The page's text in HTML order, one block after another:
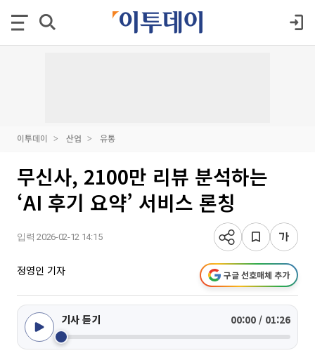
이투데이 산업 유통
무신사, 2100만 리뷰 분석하는
‘AI 후기 요약’ 서비스 론칭
입력 2026-02-12 14:15
정영인 기자 구글 선호매체 추가
기사 듣기 00:00 / 01:26